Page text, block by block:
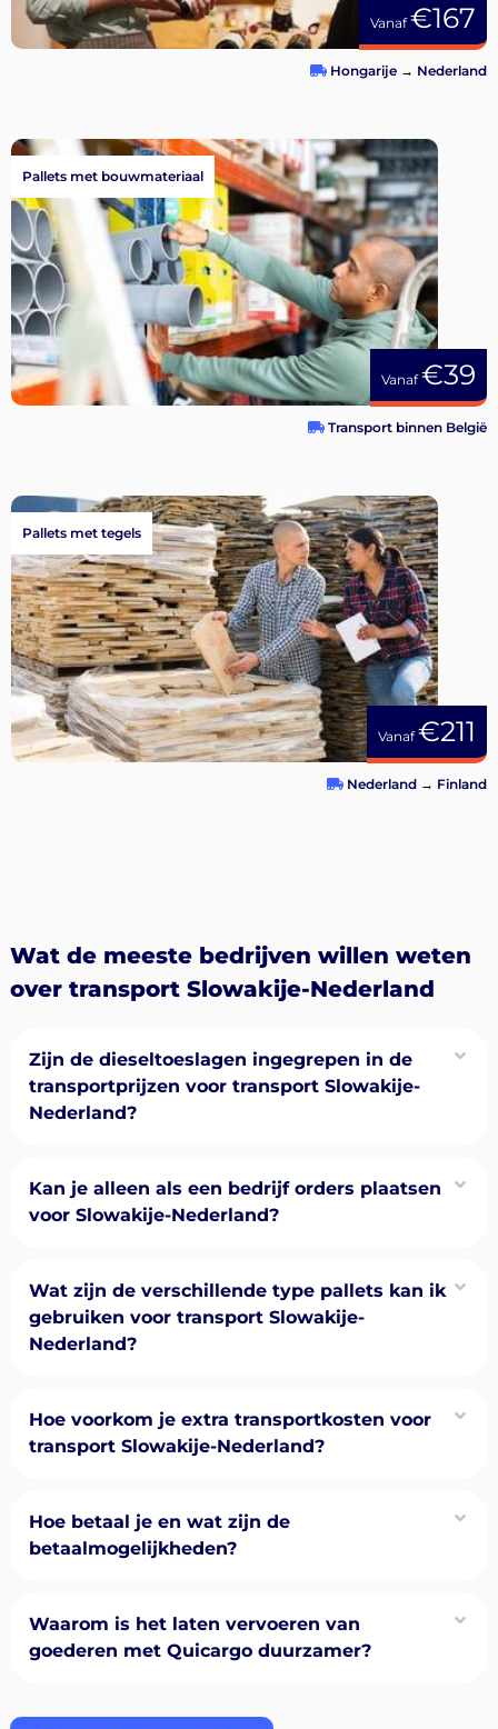
Vanaf€167
Hongarije → Nederland
Vanaf€39
Pallets met bouwmateriaal
Transport binnen België
Vanaf€211
Pallets met tegels
Nederland → Finland
Wat de meeste bedrijven willen weten
over transport Slowakije-Nederland
Zijn de dieseltoeslagen ingegrepen in de
transportprijzen voor transport Slowakije-
Nederland?
Kan je alleen als een bedrijf orders plaatsen
voor Slowakije-Nederland?
Wat zijn de verschillende type pallets kan ik
gebruiken voor transport Slowakije-
Nederland?
Hoe voorkom je extra transportkosten voor
transport Slowakije-Nederland?
Hoe betaal je en wat zijn de
betaalmogelijkheden?
Waarom is het laten vervoeren van
goederen met Quicargo duurzamer?